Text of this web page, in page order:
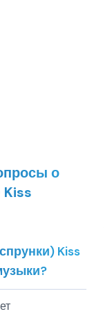
о
Kiss
Kiss